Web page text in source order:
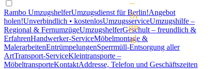
Rambo UmzugshelferUmzugsdienst für Berlin!Angebot
holen!Unverbindlich • kostenlosUmzugsserviceUmzugshilfe –
Regional & FernumzügeUmzugshelferGeschult – freundlich &
ErfahrenHandwerker-ServiceMöbelmontage &
MalerarbeitenEntrümpelungenSperrmüll-Entsorgung aller
ArtTransport-ServiceKleintransporte –
MöbeltransporteKontaktAddresse, Telefon und Geschäftszeiten